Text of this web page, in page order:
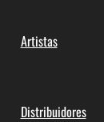
Artistas
Distribuidores